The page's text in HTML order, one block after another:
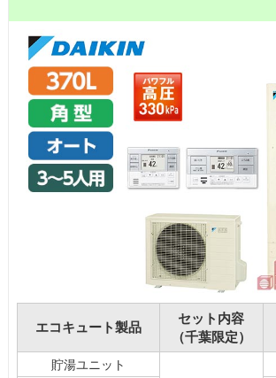
エコキュート製品
セット内容
（千葉限定）
貯湯ユニット